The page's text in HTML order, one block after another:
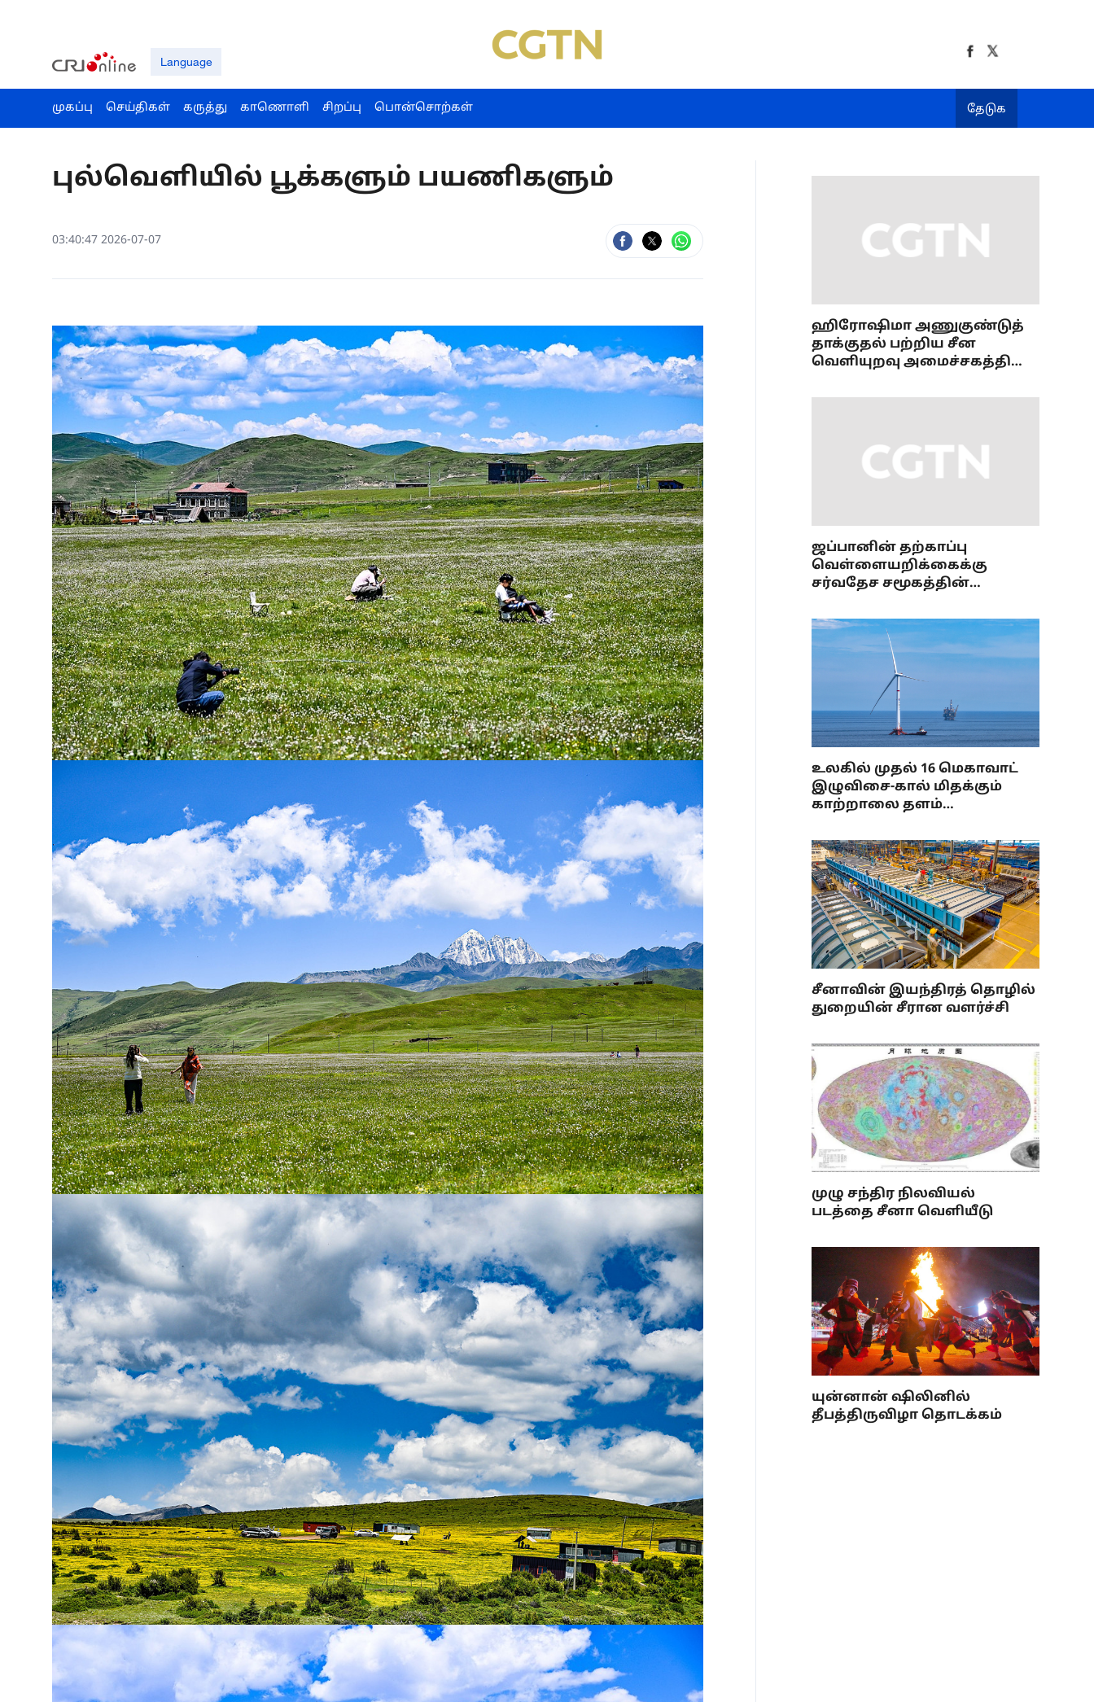
Language
முகப்பு செய்திகள் கருத்து காணொளி சிறப்பு பொன்சொற்கள் தேடுக
புல்வெளியில் பூக்களும் பயணிகளும்
03:40:47 2026-07-07
ஹிரோஷிமா அணுகுண்டுத்
தாக்குதல் பற்றிய சீன
வெளியுறவு அமைச்சகத்தின்
ஜப்பானின் தற்காப்பு
வெள்ளையறிக்கைக்கு
சர்வதேச சமூகத்தின்
உலகில் முதல் 16 மெகாவாட்
இழுவிசை-கால் மிதக்கும்
காற்றாலை தளம்
சீனாவின் இயந்திரத் தொழில்
துறையின் சீரான வளர்ச்சி
முழு சந்திர நிலவியல்
படத்தை சீனா வெளியீடு
யுன்னான் ஷிலினில்
தீபத்திருவிழா தொடக்கம்